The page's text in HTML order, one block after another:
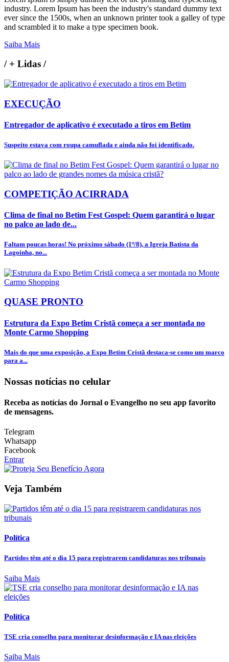
industry. Lorem Ipsum has been the industry's standard dummy text
ever since the 1500s, when an unknown printer took a galley of type
and scrambled it to make a type specimen book.
Saiba Mais
/+ Lidas /
EXECUÇÃO
Entregador de aplicativo é executado a tiros em Betim
Suspeito estava com roupa camuflada e ainda não foi identificado.
COMPETIÇÃO ACIRRADA
Clima de final no Betim Fest Gospel: Quem garantirá o lugar
no palco ao lado de...
Faltam poucas horas! No próximo sábado (1º/8), a Igreja Batista da
Lagoinha, no...
QUASE PRONTO
Estrutura da Expo Betim Cristã começa a ser montada no
Monte Carmo Shopping
Mais do que uma exposição, a Expo Betim Cristã destaca-se como um marco
para a...
Nossas notícias no celular
Receba as notícias do Jornal o Evangelho no seu app favorito
de mensagens.
Telegram
Whatsapp
Facebook
Entrar
Veja Também
Política
Partidos têm até o dia 15 para registrarem candidaturas nos tribunais
Saiba Mais
Política
TSE cria conselho para monitorar desinformação e IA nas eleições
Saiba Mais